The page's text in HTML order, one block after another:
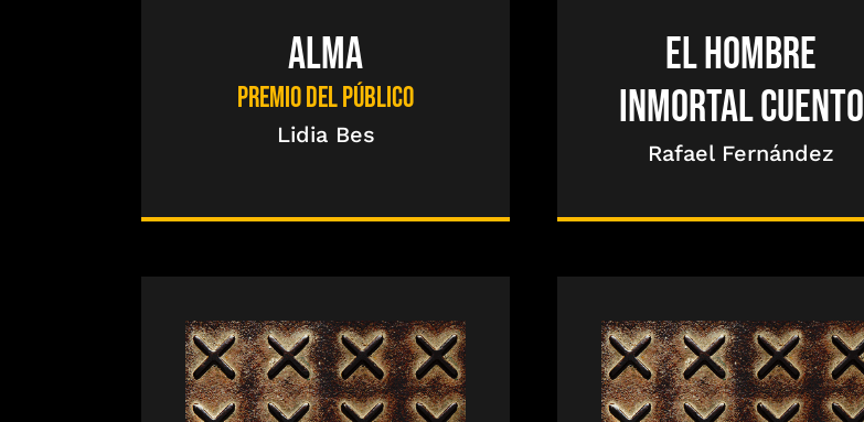
ALMA
PREMIO DEL PÚBLICO
Lidia Bes
EL HOMBRE
INMORTAL CUENTO
Rafael Fernández